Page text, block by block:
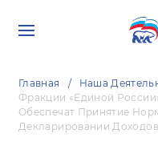
Главная Наша
Фракции «Единой
Обеспечат Принятие
Декларировании